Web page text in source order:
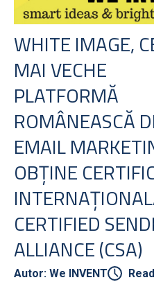
WHITE IMAGE,
MAI VECHE
PLATFORMĂ
ROMÂNEASCĂ
EMAIL
OBȚINE
CERTIFIED
ALLIANCE (CSA)
Autor: We INVENT